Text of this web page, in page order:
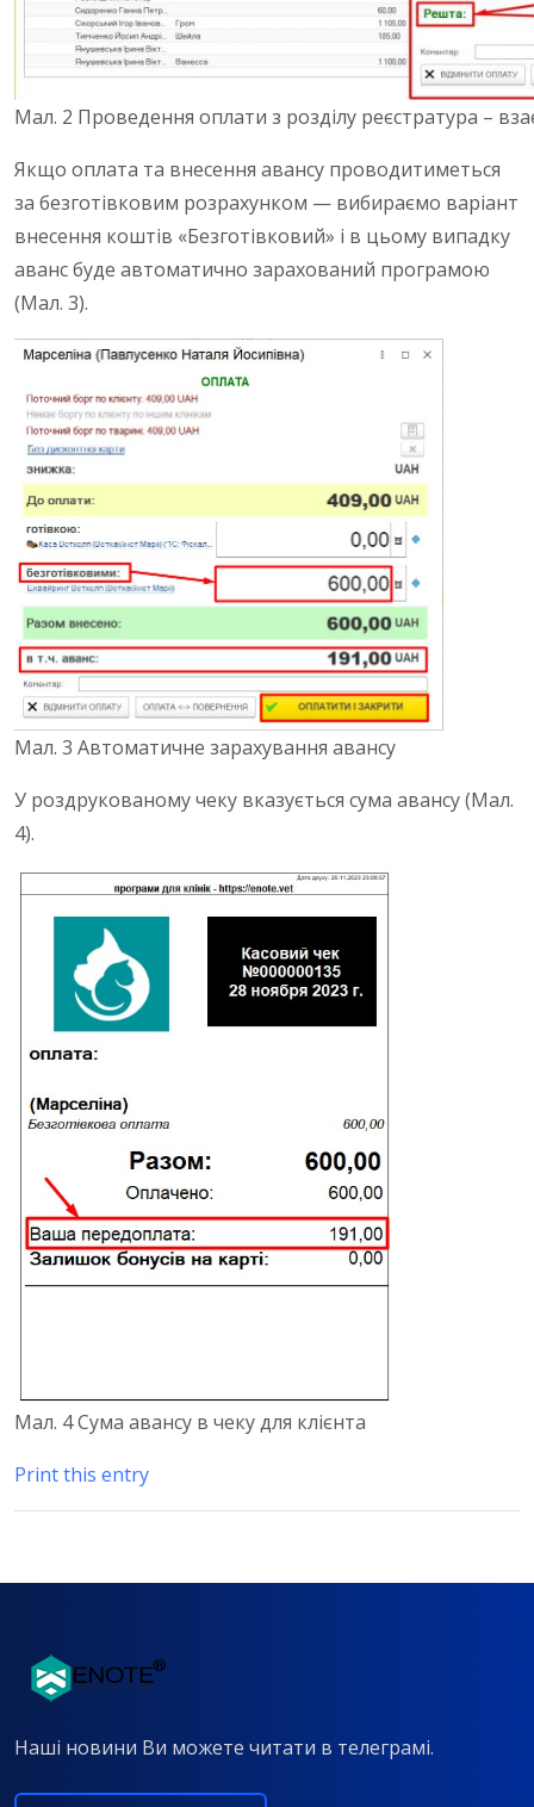
Мал. 2 Проведення оплати з розділу реєстратура –
Якщо оплата та внесення авансу проводитиметься
за безготівковим розрахунком — вибираємо варіант
внесення коштів «Безготівковий» і в цьому випадку
аванс буде автоматично зарахований програмою
(Мал. 3).
Мал. 3 Автоматичне зарахування авансу
У роздрукованому чеку вказується сума авансу (Мал.
4).
Мал. 4 Сума авансу в чеку для клієнта
Print this entry
Наші новини Ви можете читати в телеграмі.